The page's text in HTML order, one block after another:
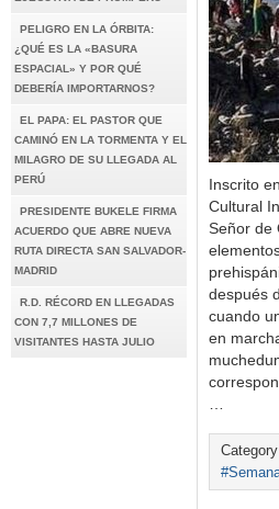
PELIGRO EN LA ÓRBITA:
¿QUÉ ES LA «BASURA
ESPACIAL» Y POR QUÉ
DEBERÍA IMPORTARNOS?
EL PAPA: EL PASTOR QUE
CAMINÓ EN LA TORMENTA Y EL
MILAGRO DE SU LLEGADA AL
PERÚ
PRESIDENTE BUKELE FIRMA
ACUERDO QUE ABRE NUEVA
RUTA DIRECTA SAN SALVADOR-
MADRID
R.D. RÉCORD EN LLEGADAS
CON 7,7 MILLONES DE
VISITANTES HASTA JULIO
Inscrito
Cultural
Señor de
después
cuando
en
…
Category